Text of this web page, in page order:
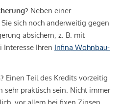
Neben einer
sich noch anderweitig gegen
absichern, z. B. mit
Interesse Ihren Infina Wohnbau-
Einen Teil des Kredits vorzeitig
sehr praktisch sein. Nicht immer
vor allem bei fixen Zinsen